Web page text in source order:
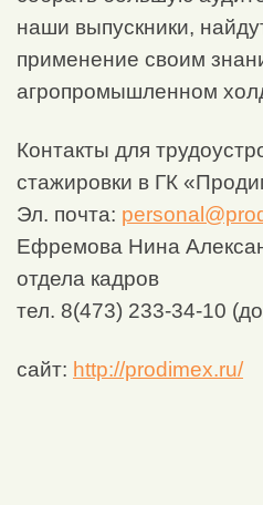
наши выпускники,
применение своим
агропромышленном
Контакты для
стажировки в ГК
Эл. почта:
Ефремова Нина
отдела кадров
тел. 8(473) 233-34-10
сайт: http://prodimex.ru/